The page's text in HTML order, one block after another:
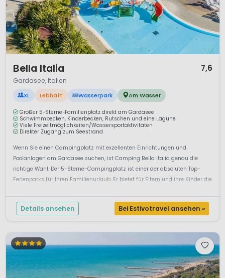
Bella Italia 7,6
Gardasee, Italien
XL Lebhaft Wasserpark Am Wasser
Großer 5-Sterne-Familienplatz direkt am Gardasee
Schwimmbecken, Kinderbecken, Rutschen und eine Lagune
Viele Freizeitmöglichkeiten/Wassersportaktivitäten
Direkter Zugang zum Seestrand
Wenn Sie einen Campingplatz mit exzellenten Einrichtungen und
Poolanlagen am Gardasee suchen, ist Camping Bella Italia genau die
richtige Wahl. Der 5-Sterne-Campingplatz ist einer der absoluten Top-
Ferienparks für Ihren Familienurlaub. Er bietet für Eltern und ihre Kinder die
Details ansehen Bei Estivotravel ansehen »